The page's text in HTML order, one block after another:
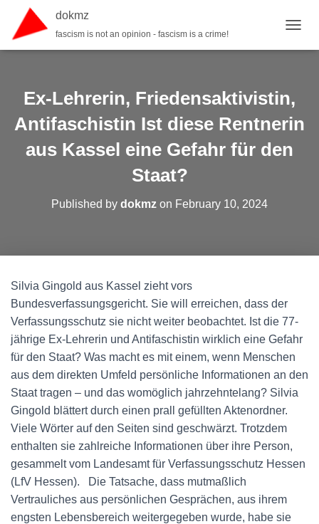
dokmz
fascism is not an opinion - fascism is a crime!
Ex-Lehrerin, Friedensaktivistin,
Antifaschistin Ist diese Rentnerin
aus Kassel eine Gefahr für den
Staat?
Published by dokmz on February 10, 2024
Silvia Gingold aus Kassel zieht vors
Bundesverfassungsgericht. Sie will erreichen, dass der
Verfassungsschutz sie nicht weiter beobachtet. Ist die 77-
jährige Ex-Lehrerin und Antifaschistin wirklich eine Gefahr
für den Staat? Was macht es mit einem, wenn Menschen
aus dem direkten Umfeld persönliche Informationen an den
Staat tragen – und das womöglich jahrzehntelang? Silvia
Gingold blättert durch einen prall gefüllten Aktenordner.
Viele Wörter auf den Seiten sind geschwärzt. Trotzdem
enthalten sie zahlreiche Informationen über ihre Person,
gesammelt vom Landesamt für Verfassungsschutz Hessen
(LfV Hessen). Die Tatsache, dass mutmaßlich
Vertrauliches aus persönlichen Gesprächen, aus ihrem
engsten Lebensbereich weitergegeben wurde, habe sie